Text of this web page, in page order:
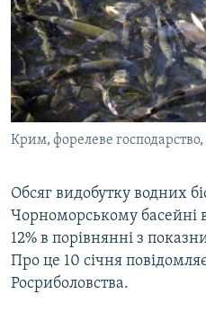
ВІДЕОУРОКИ «ELIFBE»
СВІДЧЕННЯ ОКУПАЦІЇ
УКРАЇНСЬКА ПРОБЛЕМА КРИМУ
ІНФОГРАФІКА
Русский
Qırımtatar
ДОЛУЧАЙСЯ!
Усі сайти RFE/RL
Крим, форелеве господарство,
Обсяг видобутку водних
Чорноморському басейні
12% в порівнянні з
Про це 10 січня
Росриболовства.